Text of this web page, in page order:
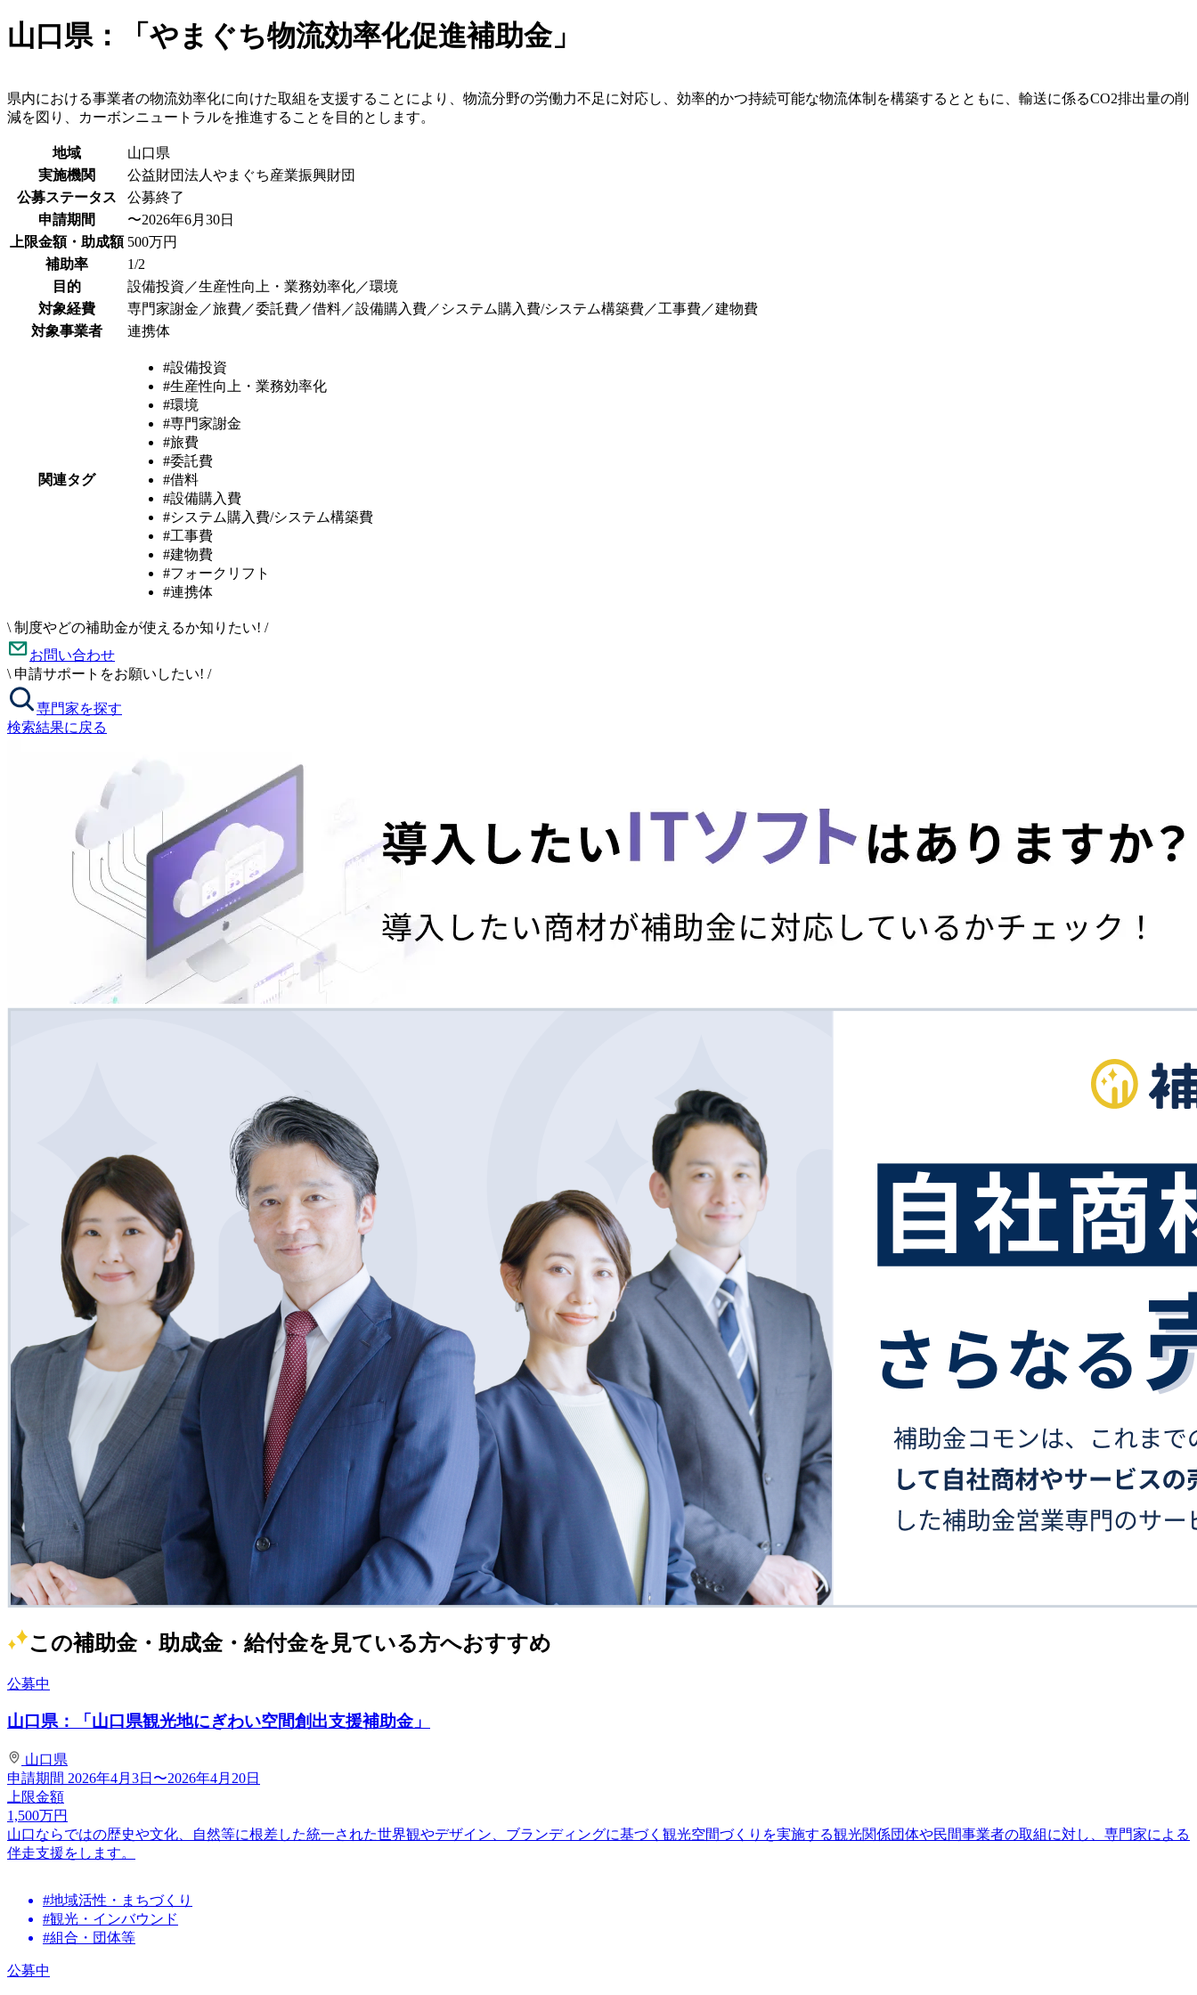
山口県：「やまぐち物流効率化促進補助金」
県内における事業者の物流効率化に向けた取組を支援することにより、物流分野の労働力不足に対応し、効率的かつ持続可能な物流体制を構築するとともに、輸送に係るCO2排出量の削
減を図り、カーボンニュートラルを推進することを目的とします。
地域
山口県
実施機関
公益財団法人やまぐち産業振興財団
公募ステータス
公募終了
申請期間
〜2026年6月30日
上限金額・助成額 500万円
補助率
1/2
目的
設備投資／生産性向上・業務効率化／環境
対象経費
専門家謝金／旅費／委託費／借料／設備購入費／システム購入費/システム構築費／工事費／建物費
対象事業者
連携体
関連タグ
#設備投資
#生産性向上・業務効率化
#環境
#専門家謝金
#旅費
#委託費
#借料
#設備購入費
#システム購入費/システム構築費
#工事費
#建物費
#フォークリフト
#連携体
\ 制度やどの補助金が使えるか知りたい! /
お問い合わせ
\ 申請サポートをお願いしたい! /
専門家を探す
検索結果に戻る
この補助金・助成金・給付金を見ている方へおすすめ
公募中
山口県：「山口県観光地にぎわい空間創出支援補助金」
山口県
申請期間 2026年4月3日〜2026年4月20日
上限金額
1,500万円
山口ならではの歴史や文化、自然等に根差した統一された世界観やデザイン、ブランディングに基づく観光空間づくりを実施する観光関係団体や民間事業者の取組に対し、専門家による
伴走支援をします。
#地域活性・まちづくり
#観光・インバウンド
#組合・団体等
公募中